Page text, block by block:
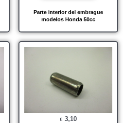
Parte interior del embrague
modelos Honda 50cc
€ 3,10